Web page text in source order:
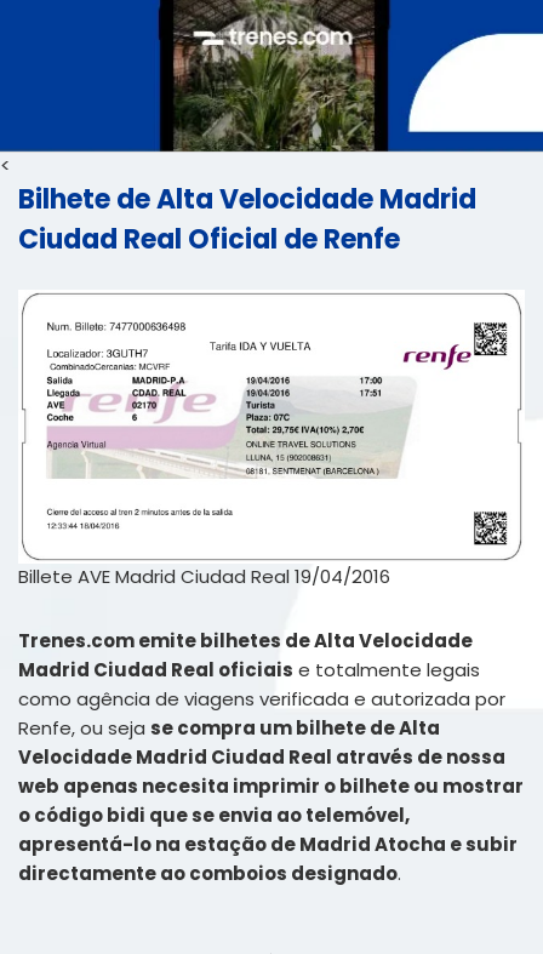
<
Bilhete de Alta Velocidade Madrid
Ciudad Real Oficial de Renfe
Billete AVE Madrid Ciudad Real 19/04/2016
Trenes.com emite bilhetes de Alta Velocidade
Madrid Ciudad Real oficiais e totalmente legais
como agência de viagens verificada e autorizada por
Renfe, ou seja se compra um bilhete de Alta
Velocidade Madrid Ciudad Real através de nossa
web apenas necesita imprimir o bilhete ou mostrar
o código bidi que se envia ao telemóvel,
apresentá-lo na estação de Madrid Atocha e subir
directamente ao comboios designado.